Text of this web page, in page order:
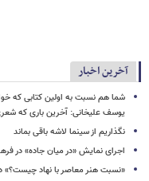
آخرین اخبار
شما هم نسبت به اولین کتابی که
یوسف علیخانی: آخرین باری که
نگذاریم از سینما لاشه باقی بماند
اجرای نمایش «در میان جاده» در
«نسبت هنر معاصر با نهاد